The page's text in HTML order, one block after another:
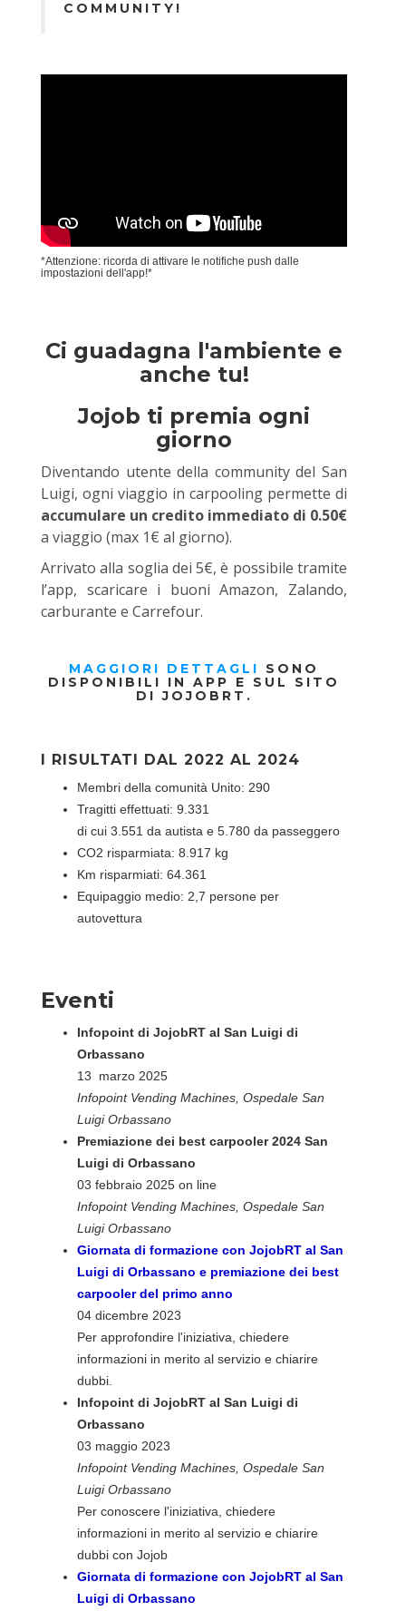
COMMUNITY!
*Attenzione: ricorda di attivare le notifiche push dalle
impostazioni dell'app!*
Ci guadagna l'ambiente e
anche tu!
Jojob ti premia ogni
giorno
Diventando utente della community del San
Luigi, ogni viaggio in carpooling permette di
accumulare un credito immediato di 0.50€
a viaggio (max 1€ al giorno).
Arrivato alla soglia dei 5€, è possibile tramite
l’app, scaricare i buoni Amazon, Zalando,
carburante e Carrefour.
MAGGIORI DETTAGLI
SONO
DISPONIBILI IN APP E SUL SITO
DI JOJOBRT.
I RISULTATI DAL 2022 AL 2024
Membri della comunità Unito: 290
Tragitti effettuati: 9.331
di cui 3.551 da autista e 5.780 da passeggero
CO2 risparmiata: 8.917 kg
Km risparmiati: 64.361
Equipaggio medio: 2,7 persone per
autovettura
Eventi
Infopoint di JojobRT al San Luigi di
Orbassano
13 marzo 2025
Infopoint Vending Machines, Ospedale San
Luigi Orbassano
Premiazione dei best carpooler 2024 San
Luigi di Orbassano
03 febbraio 2025 on line
Infopoint Vending Machines, Ospedale San
Luigi Orbassano
Giornata di formazione con JojobRT al San
Luigi di Orbassano e premiazione dei best
carpooler del primo anno
04 dicembre 2023
Per approfondire l'iniziativa, chiedere
informazioni in merito al servizio e chiarire
dubbi.
Infopoint di JojobRT al San Luigi di
Orbassano
03 maggio 2023
Infopoint Vending Machines, Ospedale San
Luigi Orbassano
Per conoscere l'iniziativa, chiedere
informazioni in merito al servizio e chiarire
dubbi con Jojob
Giornata di formazione con JojobRT al San
Luigi di Orbassano